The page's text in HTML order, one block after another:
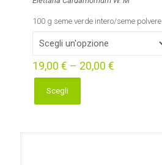
100 g seme verde intero/seme polvere
19,00 € – 20,00 €
Scegli
Questo
prodotto